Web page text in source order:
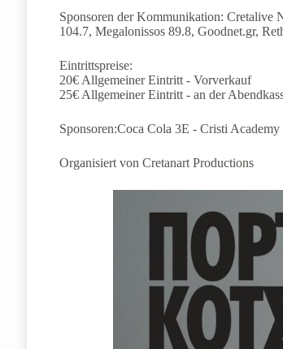
Sponsoren der Kommunikation: Cretalive
104.7, Megalonissos 89.8, Goodnet.gr,
Eintrittspreise:
20€ Allgemeiner Eintritt - Vorverkauf
25€ Allgemeiner Eintritt - an der
Sponsoren:Coca Cola 3E - Cristi
Organisiert von Cretanart Productions